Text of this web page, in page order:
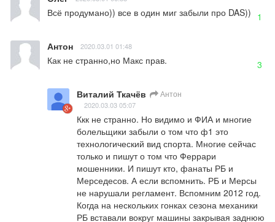
Всё продумано)) все в один миг забыли про DAS)) 1
Антон 2020.03.01 01:48
Как не странно,но Макс прав. 3
Виталий Ткачёв Антон
2020.03.03 05:07
Ккк не странно. Но видимо и ФИА и многие
болельщики забыли о том что ф1 это
технологический вид спорта. Многие сейчас
только и пишут о том что Феррари
мошенники. И пишут кто, фанаты РБ и
Мерседесов. А если вспомнить. РБ и Мерсы
не нарушали регламент. Вспомним 2012 год.
Когда на нескольких гонках сезона механики
РБ вставали вокруг машины закрывая заднюю